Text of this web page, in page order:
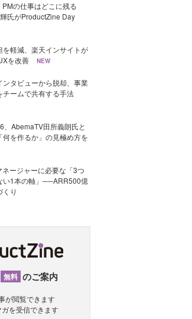
の仕事はどこに残る
氏がProductZine Day
を軽減、楽天インサイトが
を改善
NEW
ンタビューから脱却、事業
チームで共有する手法
AbemaTV田所義朗氏と
を作るか」の見極め方を
ージャーに必要な「3つ
い1本の軸」──ARR500億
り
無料 のご案内
が閲覧できます
ガを受信できます